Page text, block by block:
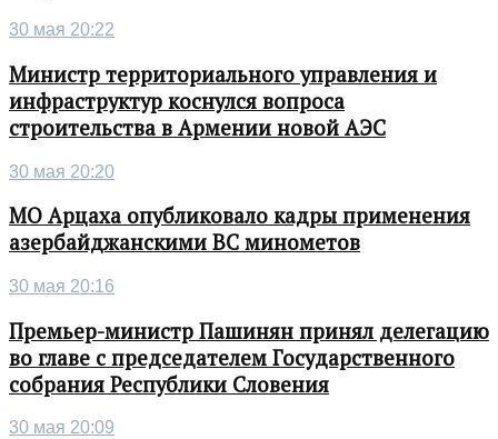
30 мая 20:22
Министр территориального управления и
инфраструктур коснулся вопроса
строительства в Армении новой АЭС
30 мая 20:20
МО Арцаха опубликовало кадры применения
азербайджанскими ВС минометов
30 мая 20:16
Премьер-министр Пашинян принял делегацию
во главе с председателем Государственного
собрания Республики Словения
30 мая 20:09